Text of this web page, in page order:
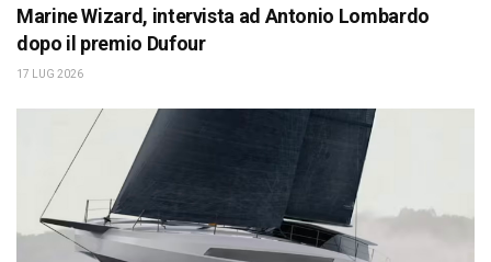
Marine Wizard, intervista ad Antonio Lombardo
dopo il premio Dufour
17 LUG 2026